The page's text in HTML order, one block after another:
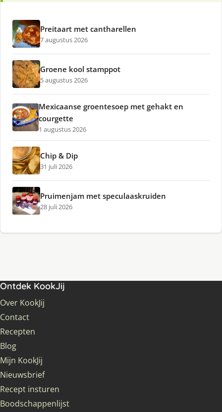
Preitaart met cantharellen
7 augustus 2026
Groene kool stamppot
5 augustus 2026
Mexicaanse groentesoep met gehakt en
courgette
1 augustus 2026
Chip & Dip
31 juli 2026
Pruimenjam met speculaaskruiden
28 juli 2026
Ontdek KookJij
Over KookJij
Contact
Recepten
Blog
Mijn KookJij
Nieuwsbrief
Recept insturen
Boodschappenlijst